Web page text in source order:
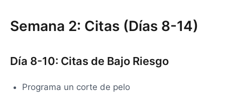
Semana 2: Citas (Días 8-14)
Día 8-10: Citas de Bajo Riesgo
Programa un corte de pelo